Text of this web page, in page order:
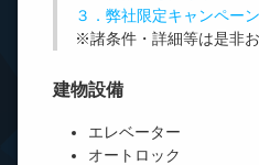
３．弊社限定キャンペー
※諸条件・詳細等は是非お
建物設備
エレベーター
オートロック